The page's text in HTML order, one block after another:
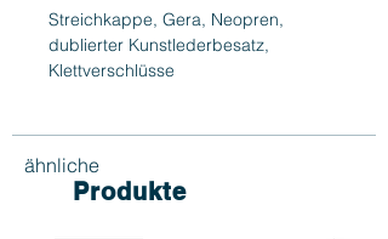
Streichkappe, Gera, Neopren,
dublierter Kunstlederbesatz,
Klettverschlüsse
ähnliche
Produkte